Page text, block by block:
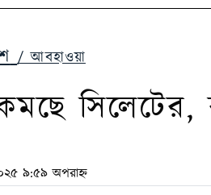
/ আবহাওয়া
সিলেটের,
৯:৫৯ অপরাহ্ন